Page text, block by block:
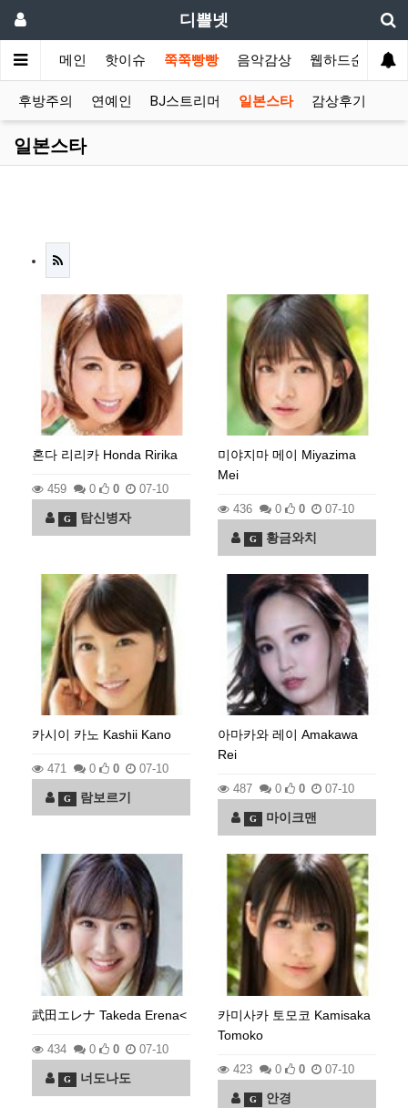
디쁠넷
메인 핫이슈 쭉쭉빵빵 음악감상 웹하드순위
후방주의 연예인 BJ스트리머 일본스타 감상후기
일본스타
혼다 리리카 Honda Ririka
459 0 0 07-10
G 탑신병자
미야지마 메이 Miyazima
Mei
436 0 0 07-10
G 황금와치
카시이 카노 Kashii Kano
471 0 0 07-10
G 람보르기
아마카와 레이 Amakawa
Rei
487 0 0 07-10
G 마이크맨
武田エレナ Takeda Erena<
434 0 0 07-10
G 너도나도
카미사카 토모코 Kamisaka
Tomoko
423 0 0 07-10
G 안경